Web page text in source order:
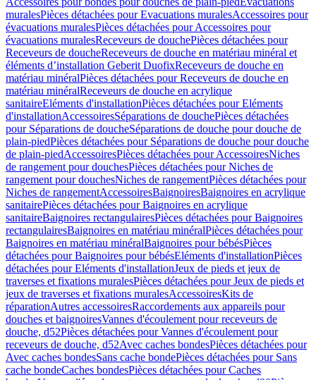
muralesPièces détachées pour Evacuations muralesAccessoires pour
évacuations muralesPièces détachées pour Accessoires pour
évacuations muralesReceveurs de douchePièces détachées pour
Receveurs de doucheReceveurs de douche en matériau minéral et
éléments d’installation Geberit DuofixReceveurs de douche en
matériau minéralPièces détachées pour Receveurs de douche en
matériau minéralReceveurs de douche en acrylique
sanitaireEléments d'installationPièces détachées pour Eléments
d'installationAccessoiresSéparations de douchePièces détachées
pour Séparations de doucheSéparations de douche pour douche de
plain-piedPièces détachées pour Séparations de douche pour douche
de plain-piedAccessoiresPièces détachées pour AccessoiresNiches
de rangement pour douchesPièces détachées pour Niches de
rangement pour douchesNiches de rangementPièces détachées pour
Niches de rangementAccessoiresBaignoiresBaignoires en acrylique
sanitairePièces détachées pour Baignoires en acrylique
sanitaireBaignoires rectangulairesPièces détachées pour Baignoires
rectangulairesBaignoires en matériau minéralPièces détachées pour
Baignoires en matériau minéralBaignoires pour bébésPièces
détachées pour Baignoires pour bébésEléments d'installationPièces
détachées pour Eléments d'installationJeux de pieds et jeux de
traverses et fixations muralesPièces détachées pour Jeux de pieds et
jeux de traverses et fixations muralesAccessoiresKits de
réparationAutres accessoiresRaccordements aux appareils pour
douches et baignoiresVannes d'écoulement pour receveurs de
douche, d52Pièces détachées pour Vannes d'écoulement pour
receveurs de douche, d52Avec caches bondesPièces détachées pour
Avec caches bondesSans cache bondePièces détachées pour Sans
cache bondeCaches bondesPièces détachées pour Caches